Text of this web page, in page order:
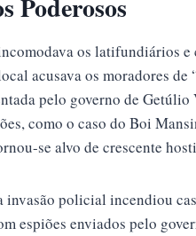
Poderosos
os latifundiários
acusava os moradores
pelo governo de
como o caso do Boi
se alvo de crescente
policial incendiou
espiões enviados pelo